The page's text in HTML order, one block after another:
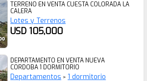
TERRENO EN VENTA CUESTA COLORADA LA
CALERA
Lotes y Terrenos
USD 105,000
DEPARTAMENTO EN VENTA NUEVA
CORDOBA 1 DORMITORIO
Departamentos >1 dormitorio